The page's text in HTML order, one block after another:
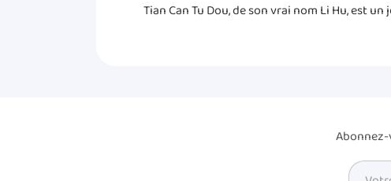
Tian Can Tu Dou, de son vrai nom Li Hu, est